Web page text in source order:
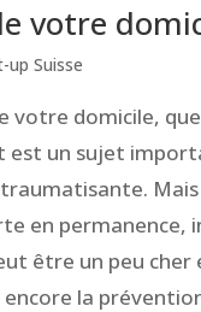
votre
up Suisse
votre domicile,
un sujet
en permanence,
être un peu
la